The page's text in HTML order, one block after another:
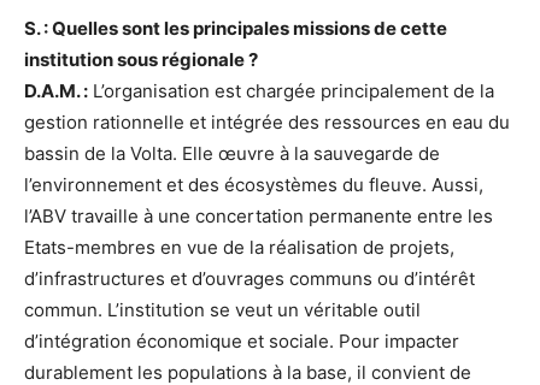
S. : Quelles sont les principales missions de cette
institution sous régionale ?
D.A.M. : L’organisation est chargée principalement de la
gestion rationnelle et intégrée des ressources en eau du
bassin de la Volta. Elle œuvre à la sauvegarde de
l’environnement et des écosystèmes du fleuve. Aussi,
l’ABV travaille à une concertation permanente entre les
Etats-membres en vue de la réalisation de projets,
d’infrastructures et d’ouvrages communs ou d’intérêt
commun. L’institution se veut un véritable outil
d’intégration économique et sociale. Pour impacter
durablement les populations à la base, il convient de